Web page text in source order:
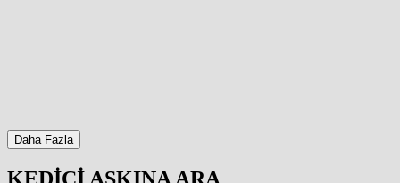
Daha Fazla